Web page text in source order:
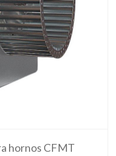
hornos CFMT